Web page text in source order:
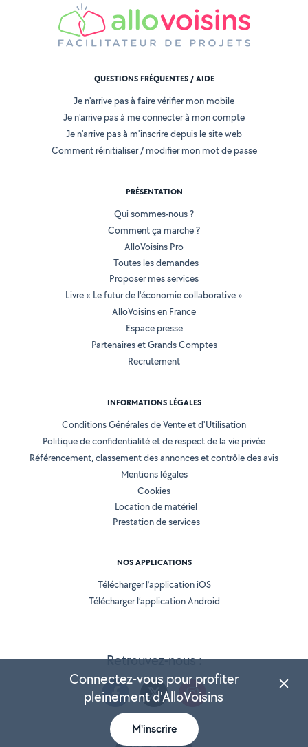
Retrouvez-nous :
QUESTIONS FRÉQUENTES / AIDE
Je n'arrive pas à faire vérifier mon mobile
Je n'arrive pas à me connecter à mon compte
Je n'arrive pas à m'inscrire depuis le site web
Comment réinitialiser / modifier mon mot de passe
PRÉSENTATION
Qui sommes-nous ?
Comment ça marche ?
AlloVoisins Pro
Toutes les demandes
Proposer mes services
Livre « Le futur de l'économie collaborative »
AlloVoisins en France
Espace presse
Partenaires et Grands Comptes
Recrutement
INFORMATIONS LÉGALES
Conditions Générales de Vente et d'Utilisation
Politique de confidentialité et de respect de la vie privée
Référencement, classement des annonces et contrôle des avis
Mentions légales
Cookies
Location de matériel
Prestation de services
NOS APPLICATIONS
Télécharger l’application iOS
Télécharger l’application Android
Connectez-vous pour profiter
pleinement d'AlloVoisins
M'inscrire